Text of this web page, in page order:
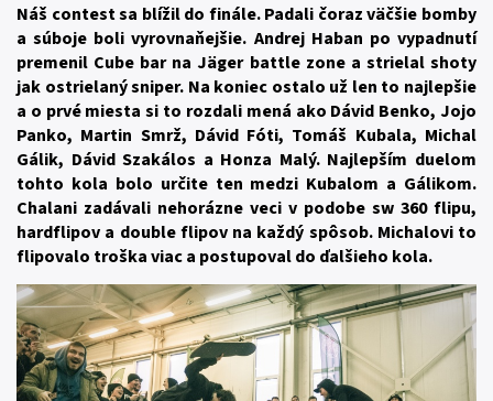
Náš contest sa blížil do finále. Padali čoraz väčšie bomby
a súboje boli vyrovnaňejšie. Andrej Haban po vypadnutí
premenil Cube bar na Jäger battle zone a strielal shoty
jak ostrielaný sniper. Na koniec ostalo už len to najlepšie
a o prvé miesta si to rozdali mená ako Dávid Benko, Jojo
Panko, Martin Smrž, Dávid Fóti, Tomáš Kubala, Michal
Gálik, Dávid Szakálos a Honza Malý. Najlepším duelom
tohto kola bolo určite ten medzi Kubalom a Gálikom.
Chalani zadávali nehorázne veci v podobe sw 360 flipu,
hardflipov a double flipov na každý spôsob. Michalovi to
flipovalo troška viac a postupoval do ďalšieho kola.